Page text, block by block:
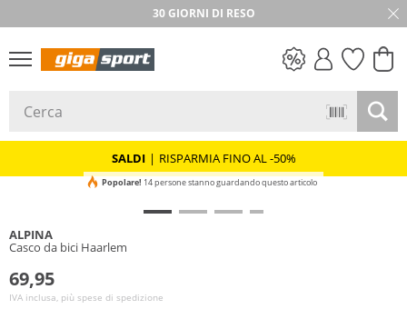
30 GIORNI DI RESO
SALDI | RISPARMIA FINO AL -50%
Popolare! 14 persone stanno guardando questo articolo
ALPINA
Casco da bici Haarlem
69,95
IVA inclusa, più spese di spedizione